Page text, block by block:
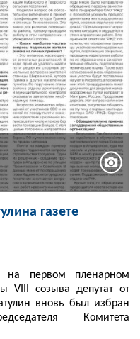
газете
первом пленарном
VIII созыва депутат от
вновь был избран
Комитета